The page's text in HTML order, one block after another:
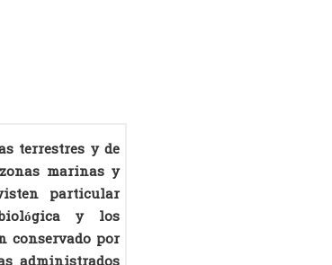
terrestres y de
marinas y
particular
y los
conservado por